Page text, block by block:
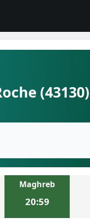
(43130)
Maghreb
20:59